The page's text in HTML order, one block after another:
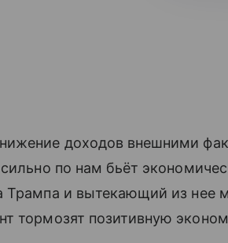
доходов внешними
по нам бьёт
Трампа и вытекающий из нее
тормозят позитивную